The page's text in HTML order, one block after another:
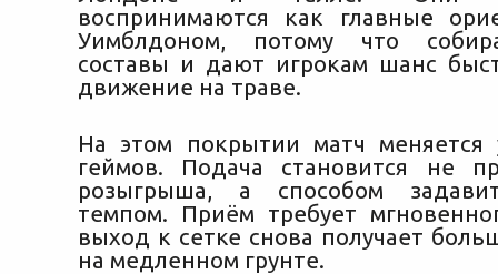
воспринимаются как главные
Уимблдоном, потому что
составы и дают игрокам шанс
движение на траве.
На этом покрытии матч
геймов. Подача становится не
розыгрыша, а способом
темпом. Приём требует
выход к сетке снова получает
на медленном грунте.